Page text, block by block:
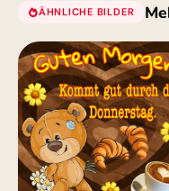
ÄHNLICHE BILDER